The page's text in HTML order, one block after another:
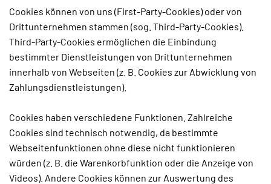
Cookies können von uns (First-Party-Cookies) oder von
Drittunternehmen stammen (sog. Third-Party-Cookies).
Third-Party-Cookies ermöglichen die Einbindung
bestimmter Dienstleistungen von Drittunternehmen
innerhalb von Webseiten (z. B. Cookies zur Abwicklung von
Zahlungsdienstleistungen).
Cookies haben verschiedene Funktionen. Zahlreiche
Cookies sind technisch notwendig, da bestimmte
Webseitenfunktionen ohne diese nicht funktionieren
würden (z. B. die Warenkorbfunktion oder die Anzeige von
Videos). Andere Cookies können zur Auswertung des